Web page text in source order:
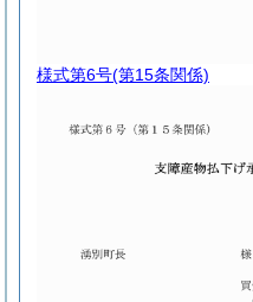
様式第6号(第15条関係)